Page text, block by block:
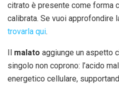
citrato è presente come forma
calibrata. Se vuoi approfondire
trovarla qui.
Il malato aggiunge un aspetto
singolo non coprono: l’acido
energetico cellulare,